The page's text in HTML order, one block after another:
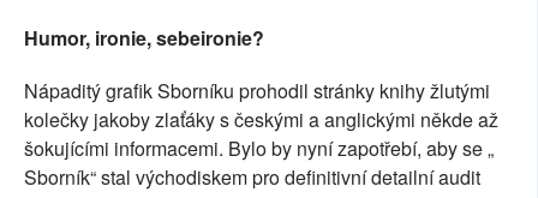
Humor, ironie, sebeironie?
Nápaditý grafik Sborníku prohodil stránky knihy žlutými
kolečky jakoby zlaťáky s českými a anglickými někde až
šokujícími informacemi. Bylo by nyní zapotřebí, aby se „
Sborník“ stal východiskem pro definitivní detailní audit